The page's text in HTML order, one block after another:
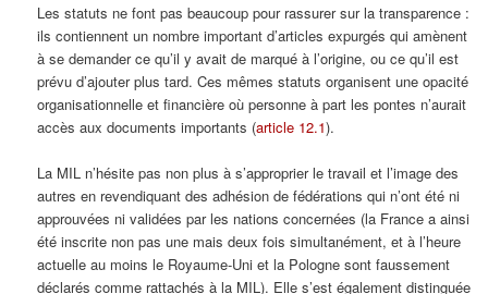
Les statuts ne font pas beaucoup pour rassurer sur la transparence :
ils contiennent un nombre important d’articles expurgés qui amènent
à se demander ce qu’il y avait de marqué à l’origine, ou ce qu’il est
prévu d’ajouter plus tard. Ces mêmes statuts organisent une opacité
organisationnelle et financière où personne à part les pontes n’aurait
accès aux documents importants (article 12.1).
La MIL n’hésite pas non plus à s’approprier le travail et l’image des
autres en revendiquant des adhésion de fédérations qui n’ont été ni
approuvées ni validées par les nations concernées (la France a ainsi
été inscrite non pas une mais deux fois simultanément, et à l’heure
actuelle au moins le Royaume-Uni et la Pologne sont faussement
déclarés comme rattachés à la MIL). Elle s’est également distinguée